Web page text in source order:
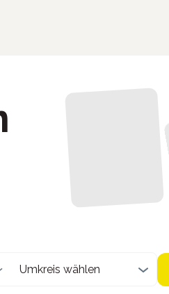
Umkreis wählen